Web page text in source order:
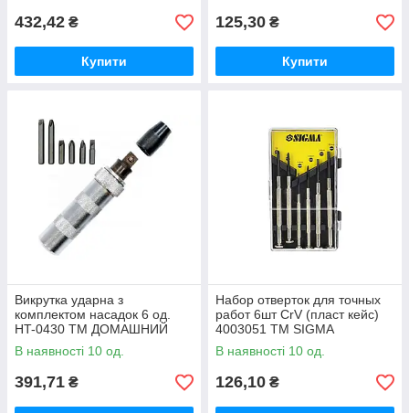
432,42 ₴
Купити
125,30 ₴
Купити
Викрутка ударна з
комплектом насадок 6 од.
HT-0430 ТМ ДОМАШНИЙ
МАСТЕР
В наявності 10 од.
391,71 ₴
Набор отверток для точных
работ 6шт CrV (пласт кейс)
4003051 ТМ SIGMA
В наявності 10 од.
126,10 ₴